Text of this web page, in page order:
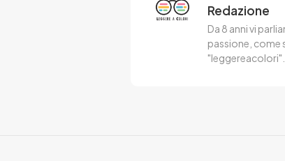
Redazione
Da 8 anni vi
passione, come